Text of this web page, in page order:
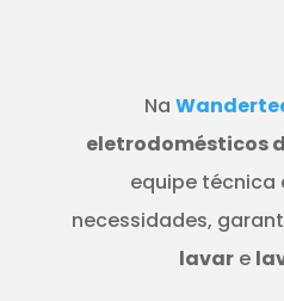
Na
eletrodomésticos
equipe
necessidades,
lavar e